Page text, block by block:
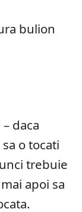
bulion
daca
o tocati
trebuie
apoi sa